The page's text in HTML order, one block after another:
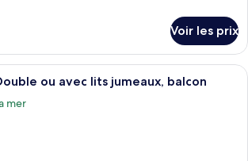
Voir les prix
Une chambre d’hôtel avec un grand
ou avec lits jumeaux, balcon
mer